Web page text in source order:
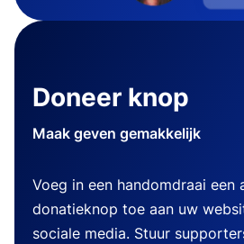
Doneer knop
Maak geven gemakkelijk
Voeg in een handomdraai een
donatieknop toe aan uw
sociale media. Stuur